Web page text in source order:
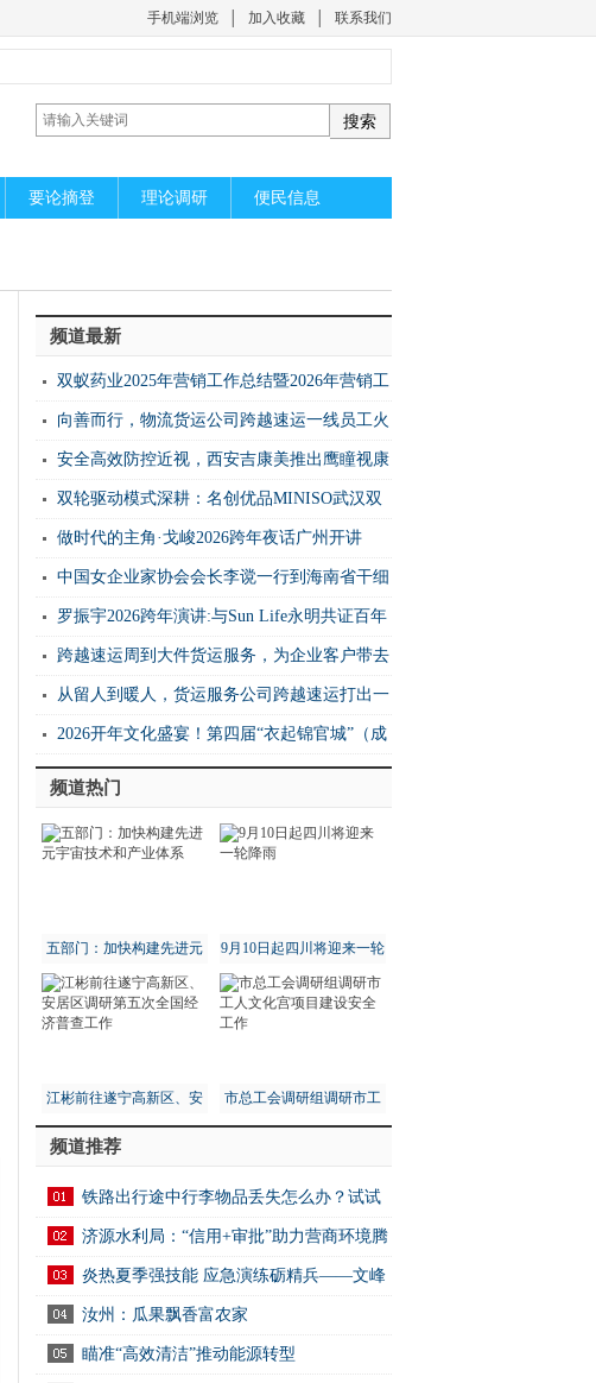
手机端浏览 加入收藏 联系我们
要论摘登 理论调研 便民信息
频道最新
双蚁药业2025年营销工作总结暨2026年营销工
作部署会议圆满召开
向善而行，物流货运公司跨越速运一线员工火
场逆行显担当
安全高效防控近视，西安吉康美推出鹰瞳视康
仪 双轮驱动模式深耕：名创优品MINISO武汉双
店诠释兴趣消费商业新逻辑
做时代的主角·戈峻2026跨年夜话广州开讲
中国女企业家协会会长李谠一行到海南省干细
胞工程中心考察交流
罗振宇2026跨年演讲:与Sun Life永明共证百年
稳健跨越速运周到大件货运服务，为企业客户带去
满满“安全感”
从留人到暖人，货运服务公司跨越速运打出一
套“人才组合拳”
2026开年文化盛宴！第四届“衣起锦官城”（成
都）汉服周攻略请查收
频道热门
五部门：加快构建先进元
宇宙技术和产业体系
9月10日起四川将迎来一轮
降雨
江彬前往遂宁高新区、安
居区调研第五次全国经济
普查工作
市总工会调研组调研市工
人文化宫项目建设安全工
频道推荐
铁路出行途中行李物品丢失怎么办？试试
用12306App找回
济源水利局：“信用+审批”助力营商环境腾
炎热夏季强技能 应急演练砺精兵——文峰
区万达商业服务中心开展消防应急演练活动
汝州：瓜果飘香富农家
瞄准“高效清洁”推动能源转型